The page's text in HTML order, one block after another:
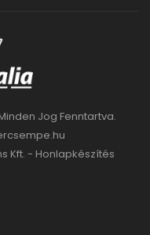
Jog Fenntartva.
Kft. - Honlapkészítés